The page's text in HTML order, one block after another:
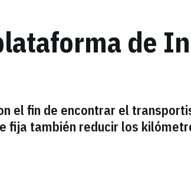
de
el fin de encontrar el
fija también reducir los